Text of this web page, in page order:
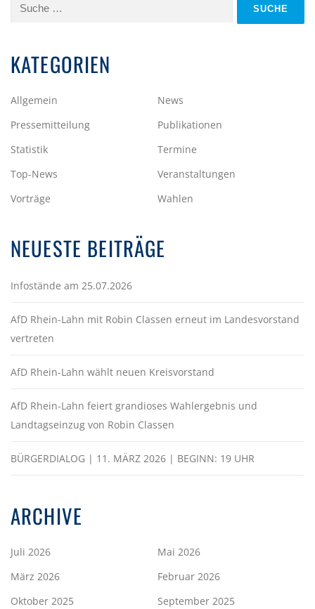
Suche
KATEGORIEN
Allgemein
News
Pressemitteilung
Publikationen
Statistik
Termine
Top-News
Veranstaltungen
Vorträge
Wahlen
NEUESTE BEITRÄGE
Infostände am 25.07.2026
AfD Rhein-Lahn mit Robin Classen erneut im Landesvorstand
vertreten
AfD Rhein-Lahn wählt neuen Kreisvorstand
AfD Rhein-Lahn feiert grandioses Wahlergebnis und
Landtagseinzug von Robin Classen
BÜRGERDIALOG | 11. MÄRZ 2026 | BEGINN: 19 UHR
ARCHIVE
Juli 2026
Mai 2026
März 2026
Februar 2026
Oktober 2025
September 2025